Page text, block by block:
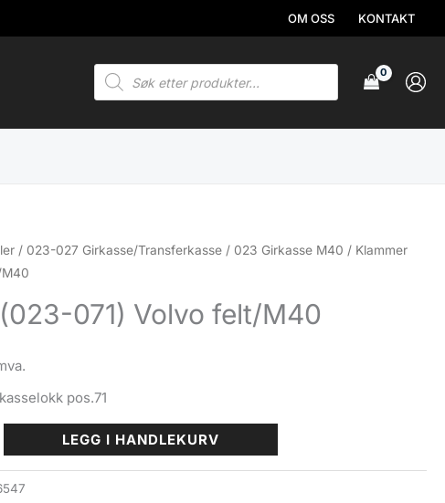
OM OSS KONTAKT
Products
search
/ 023-027 Girkasse/Transferkasse / 023 Girkasse M40 / Klammer
071) Volvo felt/M40
pos.71
LEGG I HANDLEKURV